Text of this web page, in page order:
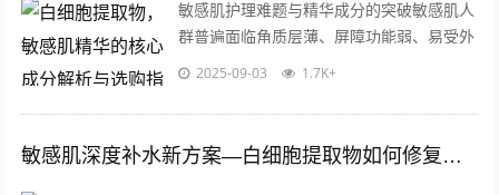
敏感肌护理难题与精华成分的突破敏感肌人
群普遍面临角质层薄、屏障功能弱、易受外
界刺激的困扰，传统护肤成分常因分子量过
2025-09-03 1.7K+
敏感肌深度补水新方案—白细胞提取物如何修复脆弱屏障